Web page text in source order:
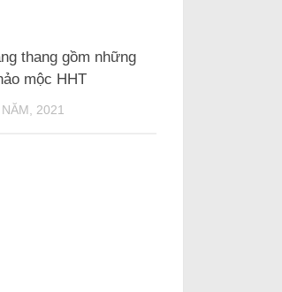
thang gồm những
mộc HHT
2021